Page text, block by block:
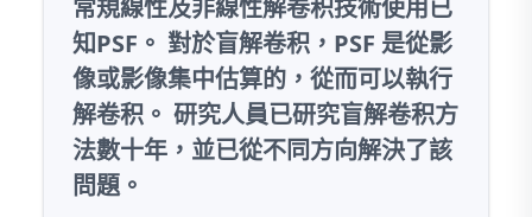
常規線性及非線性解卷积技術使用已
知PSF。 對於盲解卷积，PSF 是從影
像或影像集中估算的，從而可以執行
解卷积。 研究人員已研究盲解卷积方
法數十年，並已從不同方向解決了該
問題。